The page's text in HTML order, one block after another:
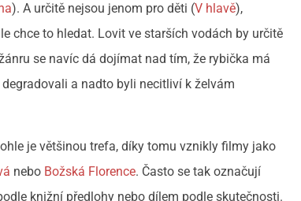
). A určitě nejsou jenom pro děti (V hlavě),
chce to hledat. Lovit ve starších vodách by určitě
se navíc dá dojímat nad tím, že rybička má
a nadto byli necitliví k želvám
je většinou trefa, díky tomu vznikly filmy jako
nebo Božská Florence. Často se tak označují
knižní předlohy nebo dílem podle skutečnosti.